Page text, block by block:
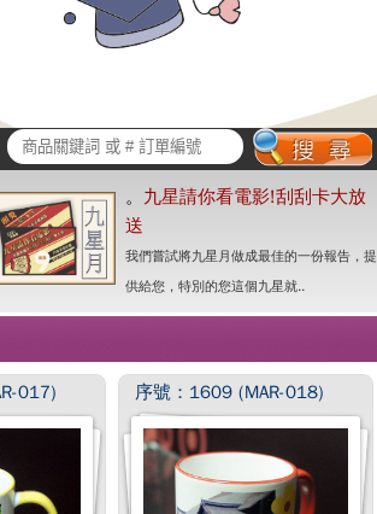
。 九星請你看電影!刮刮卡大放
送
我們嘗試將九星月做成最佳的一份報告，提
供給您，特別的您這個九星就..